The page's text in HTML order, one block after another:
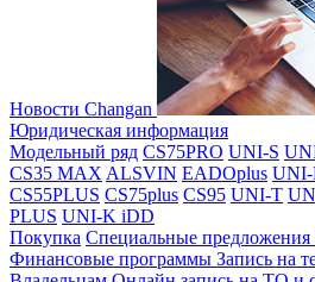
Новости Changan
Юридическая информация
Модельный ряд CS75PRO UNI-S
CS35 MAX ALSVIN EADOplus
CS55PLUS CS75plus CS95 UNI-T
PLUS UNI-K iDD
Покупка Специальные предложения
Финансовые программы Запись на